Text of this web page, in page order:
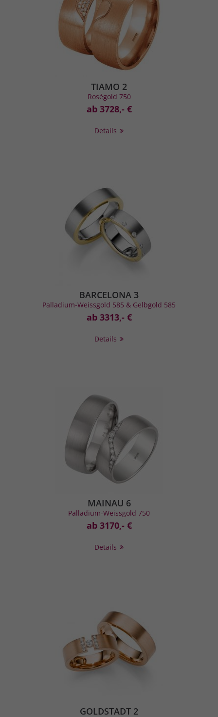
TIAMO 2
Roségold 750
ab 3728,- €
Details
BARCELONA 3
Palladium-Weissgold 585 & Gelbgold 585
ab 3313,- €
Details
MAINAU 6
Palladium-Weissgold 750
ab 3170,- €
Details
GOLDSTADT 2